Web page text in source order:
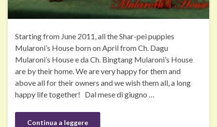
Starting from June 2011, all the Shar-pei puppies
Mularoni’s House born on April from Ch. Dagu
Mularoni’s House e da Ch. Bingtang Mularoni’s House
are by their home. We are very happy for them and
above all for their owners and we wish them all, a long
happy life together! Dal mese di giugno …
Continua a leggere